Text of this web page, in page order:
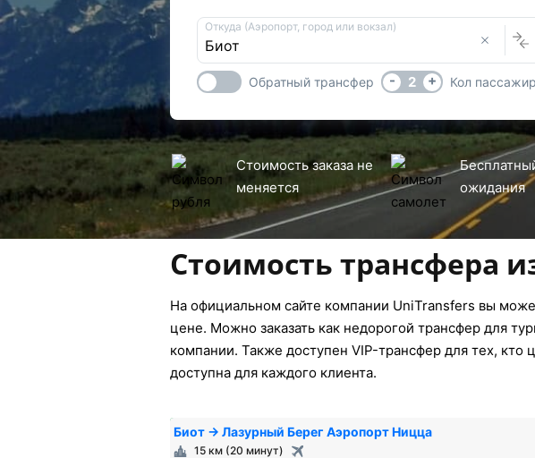
Откуда (Аэропорт, город или вокзал)
Обратный трансфер - 2 + Кол
Стоимость заказа не
меняется
ожидания
Стоимость трансфера
На официальном сайте компании UniTransfers вы
цене. Можно заказать как недорогой трансфер для
компании. Также доступен VIP-трансфер для тех,
доступна для каждого клиента.
Биот → Лазурный Берег Аэропорт Ницца
15 км (20 минут)